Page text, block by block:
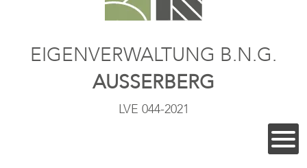
EIGENVERWALTUNG B.N.G.
AUSSERBERG
LVE 044-2021